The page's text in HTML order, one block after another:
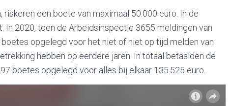
een boete van maximaal 50.000 euro. In de
In 2020, toen de Arbeidsinspectie 3655 meldingen van
opgelegd voor het niet of niet op tijd melden van
hebben op eerdere jaren. In totaal betaalden de
boetes opgelegd voor alles bij elkaar 135.525 euro.